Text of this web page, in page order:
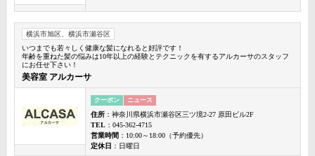
横浜市旭区、横浜市瀬谷区
いつまでも若々しく健康な髪になれると好評です！
年齢を重ねた髪の悩みは10年以上の経験とテクニックを有するアルカーサのスタッフ
にお任せ下さい！
美容室 アルカーサ
クーポン ニュース
住所 ：神奈川県横浜市瀬谷区三ツ境2-27 原田ビル2F
TEL ：045-362-4715
営業時間 ：10:00～18:00（予約優先）
定休日 ：日曜日